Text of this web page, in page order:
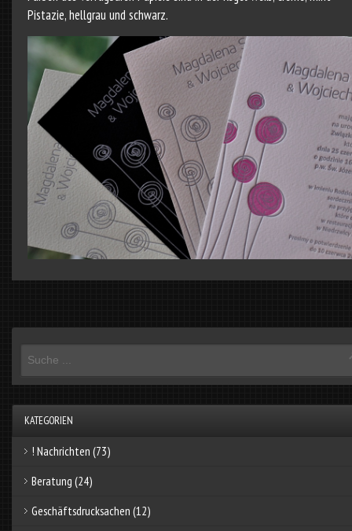
Pistazie, hellgrau und schwarz.
KATEGORIEN
! Nachrichten (73)
Beratung (24)
Geschäftsdrucksachen (12)